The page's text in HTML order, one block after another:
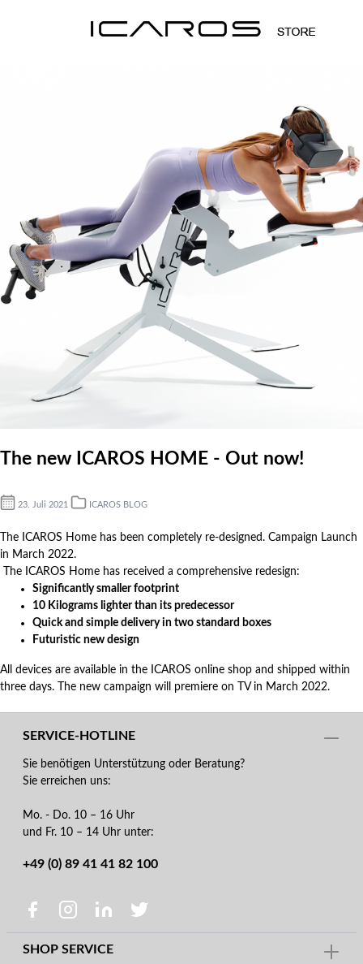
The new ICAROS HOME - Out now!
23. Juli 2021 ICAROS BLOG
The ICAROS Home has been completely re-designed. Campaign Launch
in March 2022.
The ICAROS Home has received a comprehensive redesign:
Significantly smaller footprint
10 Kilograms lighter than its predecessor
Quick and simple delivery in two standard boxes
Futuristic new design
All devices are available in the ICAROS online shop and shipped within
three days. The new campaign will premiere on TV in March 2022.
SERVICE-HOTLINE
Sie benötigen Unterstützung oder Beratung?
Sie erreichen uns:
Mo. - Do. 10 – 16 Uhr
und Fr. 10 – 14 Uhr unter:
+49 (0) 89 41 41 82 100
SHOP SERVICE